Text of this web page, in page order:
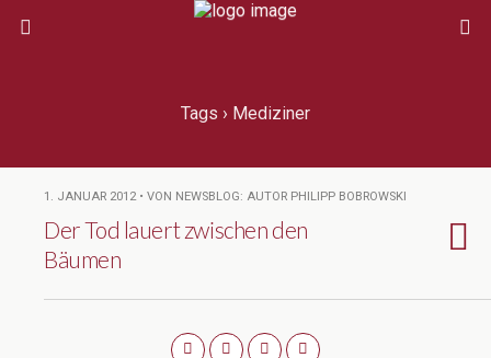
Tags › Mediziner
1. JANUAR 2012 • VON NEWSBLOG: AUTOR PHILIPP BOBROWSKI
Der Tod lauert zwischen den
Bäumen